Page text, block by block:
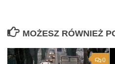
MOŻESZ RÓWNIEŻ
0